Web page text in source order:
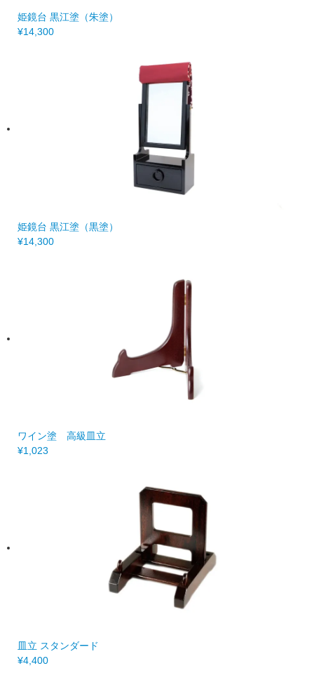
姫鏡台 黒江塗（朱塗）
¥14,300
姫鏡台 黒江塗（黒塗）
¥14,300
ワイン塗 高級皿立
¥1,023
皿立 スタンダード
¥4,400